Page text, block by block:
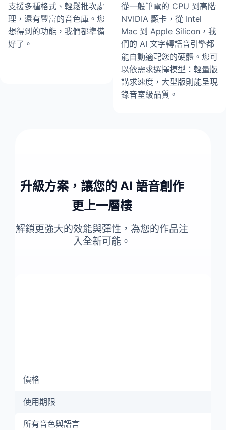
支援多種格式、輕鬆批次處
理，還有豐富的音色庫。您
想得到的功能，我們都準備
好了。
從一般筆電的 CPU 到高階
NVIDIA 顯卡，從 Intel
Mac 到 Apple Silicon，我
們的 AI 文字轉語音引擎都
能自動適配您的硬體。您可
以依需求選擇模型：輕量版
講求速度，大型版則能呈現
錄音室級品質。
升級方案，讓您的 AI 語音創作
更上一層樓
解鎖更強大的效能與彈性，為您的作品注
入全新可能。
價格
使用期限
所有音色與語言